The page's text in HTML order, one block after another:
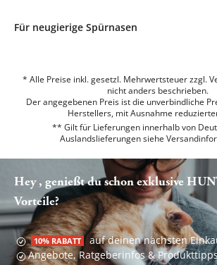
Für neugierige Spürnasen
* Alle Preise inkl. gesetzl. Mehrwertsteuer zzgl.
nicht anders beschrieben.
Der angegebenen Preis ist die unverbindliche
Herstellers, mit Ausnahme
** Gilt für Lieferungen innerhalb von
Auslandslieferungen siehe
Hey , genießt du schon exklusive
Vorteile?
10% RABATT auf deinen nächsten
Angebote, Ratgeberinfos &